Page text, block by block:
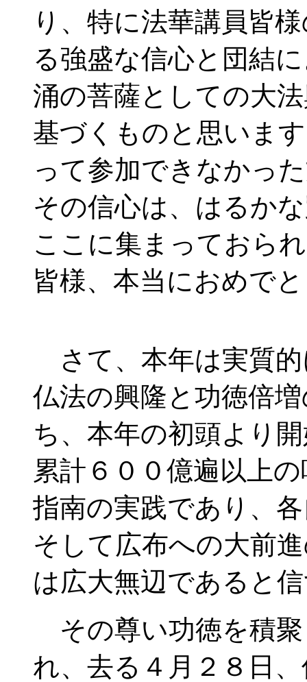
り、特に法華講員皆
る強盛な信心と団結
涌の菩薩としての大
基づくものと思いま
って参加できなかっ
その信心は、はるか
ここに集まっておら
皆様、本当におめで
さて、本年は実質
仏法の興隆と功徳倍
ち、本年の初頭より
累計６００億遍以上
指南の実践であり、
そして広布への大前
は広大無辺であると
その尊い功徳を積
れ、去る４月２８日